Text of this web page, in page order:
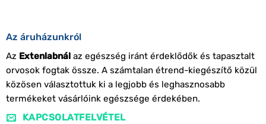
Az áruházunkról
Az Extenlabnálaz egészség iránt érdeklődők és tapasztalt
orvosok fogtak össze. A számtalan étrend-kiegészítő közül
közösen választottuk ki a legjobb és leghasznosabb
termékeket vásárlóink egészsége érdekében.
KAPCSOLATFELVÉTEL